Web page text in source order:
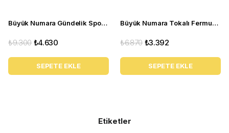
Büyük Numara Gündelik Spor Ayakkabı - STQUEEN Siyah Kırmızı
₺4.630
₺9.300
SEPETE EKLE
Büyük Numara Tokalı Fermuarlı Bot CS623 Lacivert
₺3.392
₺6.870
SEPETE EKLE
Etiketler